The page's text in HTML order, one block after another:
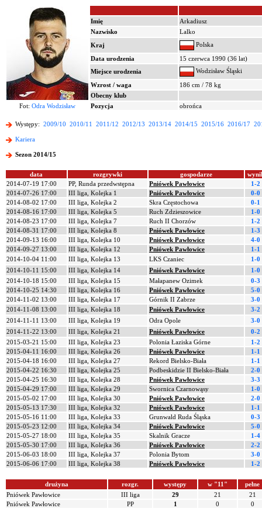
Imię
Arkadiusz
Nazwisko
Lalko
Kraj
Polska
Data urodzenia
15 czerwca 1990 (36 lat)
Miejsce urodzenia
Wodzisław Śląski
Wzrost / waga
186 cm / 78 kg
Obecny klub
Fot: Odra Wodzisław Pozycja obrońca
Występy: 2009/10 2010/11 2011/12 2012/13 2013/14 2014/15 2015/16 2016/17
Kariera
Sezon 2014/15
data rozgrywki gospodarze
2014-07-19 17:00
PP, Runda przedwstępna Pniówek Pawłowice
1-2
2014-07-26 17:00
III liga, Kolejka 1 Pniówek Pawłowice
0-0
2014-08-02 17:00
III liga, Kolejka 2 Skra Częstochowa
0-1
2014-08-16 17:00
III liga, Kolejka 5 Ruch Zdzieszowice
1-0
2014-08-23 17:00
III liga, Kolejka 7 Ruch II Chorzów
1-2
2014-08-31 17:00
III liga, Kolejka 8 Pniówek Pawłowice
1-3
2014-09-13 16:00
III liga, Kolejka 10 Pniówek Pawłowice
4-0
2014-09-27 13:00
III liga, Kolejka 12 Pniówek Pawłowice
1-1
2014-10-04 11:00
III liga, Kolejka 13 LKS Czaniec
1-0
2014-10-11 15:00
III liga, Kolejka 14 Pniówek Pawłowice
1-0
2014-10-18 15:00
III liga, Kolejka 15 Małapanew Ozimek
0-3
2014-10-25 14:30
III liga, Kolejka 16 Pniówek Pawłowice
5-0
2014-11-02 13:00
III liga, Kolejka 17 Górnik II Zabrze
3-0
2014-11-08 13:00
III liga, Kolejka 18 Pniówek Pawłowice
3-2
2014-11-11 13:00
III liga, Kolejka 19 Odra Opole
3-0
2014-11-22 13:00
III liga, Kolejka 21 Pniówek Pawłowice
0-2
2015-03-21 15:00
III liga, Kolejka 23 Polonia Łaziska Górne
1-2
2015-04-11 16:00
III liga, Kolejka 26 Pniówek Pawłowice
1-1
2015-04-18 16:00
III liga, Kolejka 27 Rekord Bielsko-Biała
1-1
2015-04-22 16:30
III liga, Kolejka 25 Podbeskidzie II Bielsko-Biała
2-0
2015-04-25 16:30
III liga, Kolejka 28 Pniówek Pawłowice
3-3
2015-04-29 17:00
III liga, Kolejka 29 Swornica Czarnowąsy
1-0
2015-05-02 17:00
III liga, Kolejka 30 Pniówek Pawłowice
2-0
2015-05-13 17:30
III liga, Kolejka 32 Pniówek Pawłowice
1-1
2015-05-16 11:00
III liga, Kolejka 33 Grunwald Ruda Śląska
0-3
2015-05-23 12:00
III liga, Kolejka 34 Pniówek Pawłowice
5-0
2015-05-27 18:00
III liga, Kolejka 35 Skalnik Gracze
1-4
2015-05-30 17:00
III liga, Kolejka 36 Pniówek Pawłowice
2-2
2015-06-03 18:00
III liga, Kolejka 37 Polonia Bytom
3-0
2015-06-06 17:00
III liga, Kolejka 38 Pniówek Pawłowice 1-2
drużyna rozgr. występy w "11"
pełne
Pniówek Pawłowice
III liga 29 21
21
Pniówek Pawłowice
PP 1 0
0